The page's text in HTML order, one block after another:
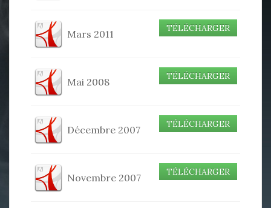
Mars 2011 TÉLÉCHARGER
Mai 2008 TÉLÉCHARGER
Décembre 2007 TÉLÉCHARGER
Novembre 2007 TÉLÉCHARGER